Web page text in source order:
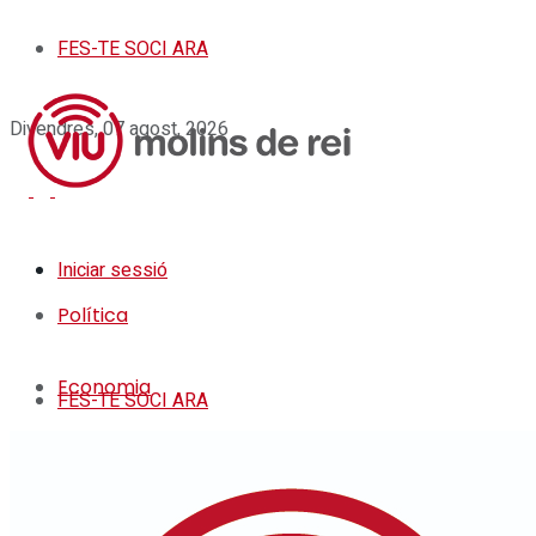
FES-TE SOCI ARA
Divendres, 07 agost, 2026
Iniciar sessió
Política
Economia
FES-TE SOCI ARA